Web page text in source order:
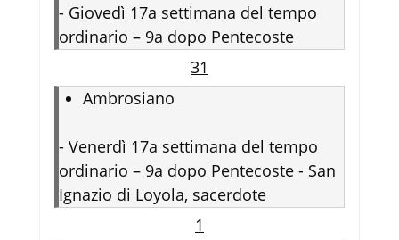
- Giovedì 17a settimana del tempo
ordinario – 9a dopo Pentecoste
31
Ambrosiano
- Venerdì 17a settimana del tempo
ordinario – 9a dopo Pentecoste - San
Ignazio di Loyola, sacerdote
1